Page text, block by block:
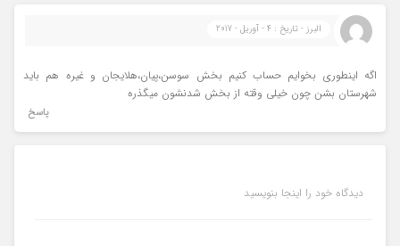
البرز - تاریخ : 4 - آوریل - 2017
اگه اینطوری بخوایم حساب کنیم بخش سوسن،پیان،هلایجان و غیره هم باید
شهرستان بشن چون خیلی وقته از بخش شدنشون میگذره
پاسخ
دیدگاه خود را اینجا بنویسید